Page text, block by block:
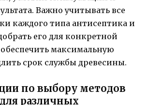
Важно учитывать все
каждого типа антисептика и
его для конкретной
максимальную
срок службы древесины.
по выбору методов
различных